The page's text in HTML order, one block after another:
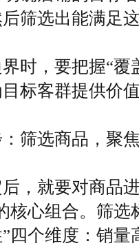
筛选出能满足
时，要把握“覆
标客群提供价
：筛选商品，聚
，就要对商品
核心组合。筛
四个维度：销